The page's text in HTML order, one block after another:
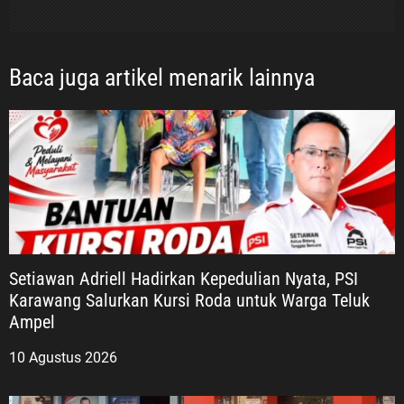
Baca juga artikel menarik lainnya
Setiawan Adriell Hadirkan Kepedulian Nyata, PSI
Karawang Salurkan Kursi Roda untuk Warga Teluk
Ampel
10 Agustus 2026